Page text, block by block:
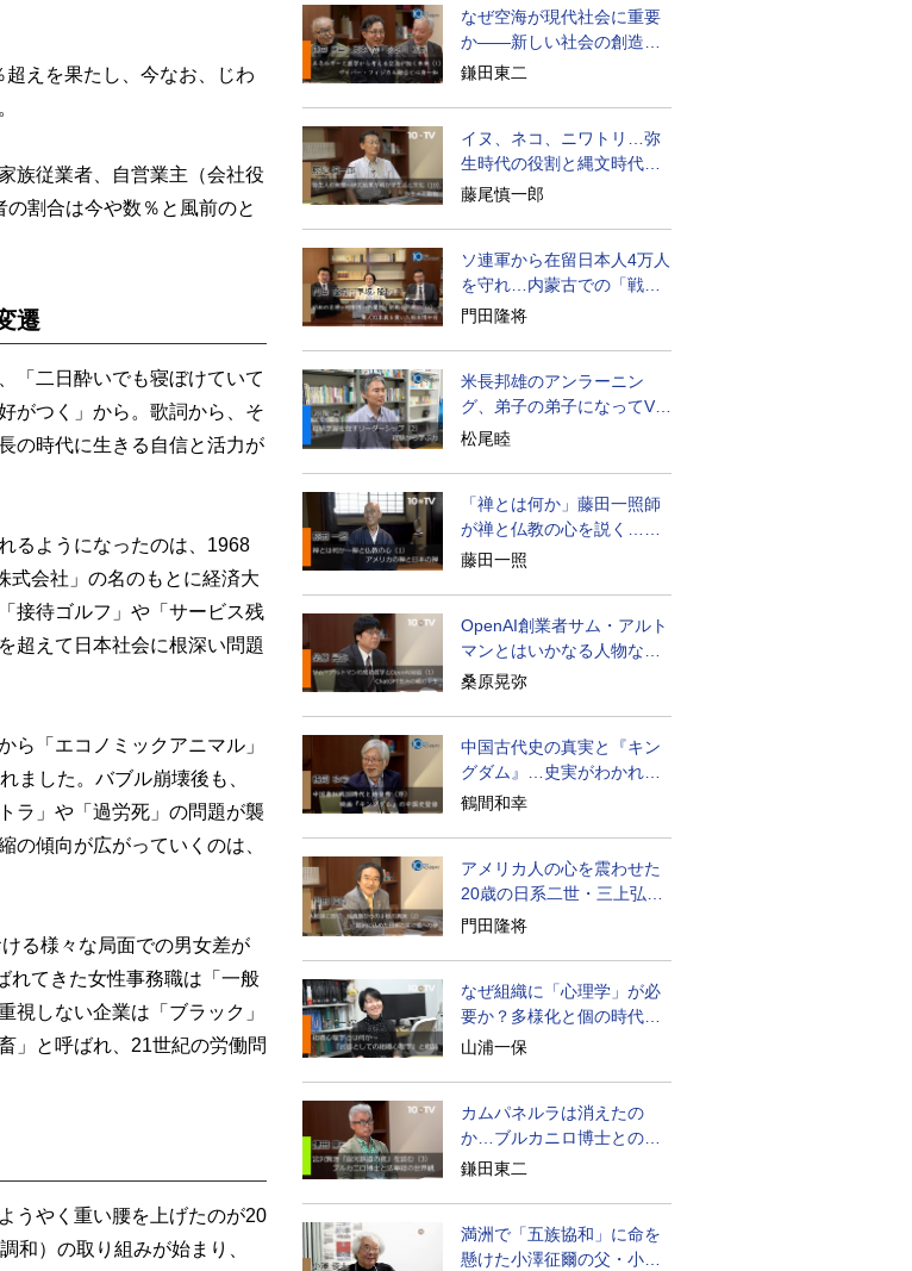
えを果たし、今なお、じわ
族従業者、自営業主（会社役
割合は今や数％と風前のと
遷
「二日酔いでも寝ぼけていて
がつく」から。歌詞から、そ
の時代に生きる自信と活力が
るようになったのは、1968
式会社」の名のもとに経済大
接待ゴルフ」や「サービス残
超えて日本社会に根深い問題
「エコノミックアニマル」
ました。バブル崩壊後も、
ラ」や「過労死」の問題が襲
の傾向が広がっていくのは、
る様々な局面での男女差が
れてきた女性事務職は「一般
視しない企業は「ブラック」
」と呼ばれ、21世紀の労働問
うやく重い腰を上げたのが20
和）の取り組みが始まり、
なぜ空海が現代社会に重要
か――新しい社会の創造の
ために
鎌田東二
イヌ、ネコ、ニワトリ…弥
生時代の役割と縄文時代と
の違い
藤尾慎一郎
ソ連軍から在留日本人4万人
を守れ…内蒙古での「戦
後」の激闘
門田隆将
米長邦雄のアンラーニン
グ、弟子の弟子になってV字
成長
松尾睦
「禅とは何か」藤田一照師
が禅と仏教の心を説く…自
発性を重んじる
藤田一照
OpenAI創業者サム・アルト
マンとはいかなる人物なの
か
桑原晃弥
中国古代史の真実と『キン
グダム』…史実がわかれば
物語はもっと面白い
鶴間和幸
アメリカ人の心を震わせた
20歳の日系二世・三上弘文
の翻訳
門田隆将
なぜ組織に「心理学」が必
要か？多様化と個の時代の
処方箋
山浦一保
カムパネルラは消えたの
か…ブルカニロ博士との対
話の意味
鎌田東二
満洲で「五族協和」に命を
懸けた小澤征爾の父・小澤